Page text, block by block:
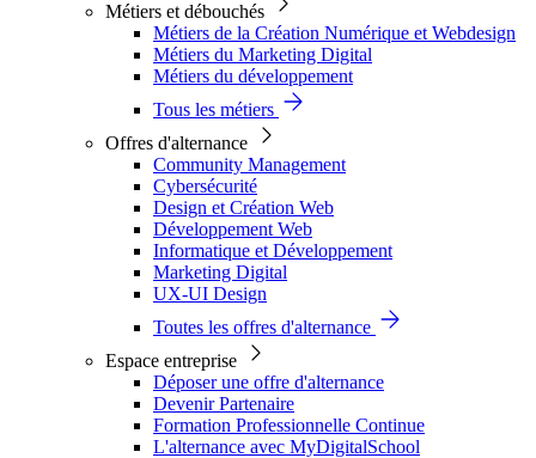
Métiers et débouchés
Métiers de la Création Numérique et Webdesign
Métiers du Marketing Digital
Métiers du développement
Tous les métiers
Offres d'alternance
Community Management
Cybersécurité
Design et Création Web
Développement Web
Informatique et Développement
Marketing Digital
UX-UI Design
Toutes les offres d'alternance
Espace entreprise
Déposer une offre d'alternance
Devenir Partenaire
Formation Professionnelle Continue
L'alternance avec MyDigitalSchool